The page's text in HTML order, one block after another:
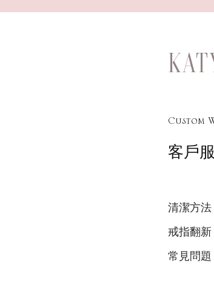
Custom
客戶
清潔方法
戒指翻新
常見問題